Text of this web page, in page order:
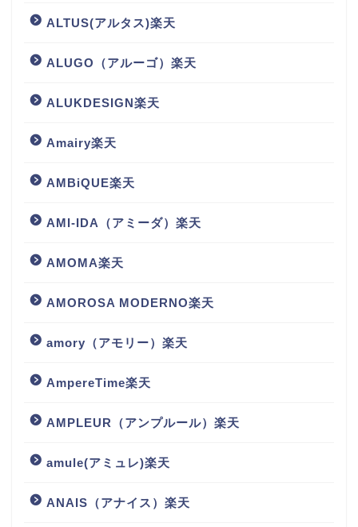
ALTUS(アルタス)楽天
ALUGO（アルーゴ）楽天
ALUKDESIGN楽天
Amairy楽天
AMBiQUE楽天
AMI-IDA（アミーダ）楽天
AMOMA楽天
AMOROSA MODERNO楽天
amory（アモリー）楽天
AmpereTime楽天
AMPLEUR（アンプルール）楽天
amule(アミュレ)楽天
ANAIS（アナイス）楽天